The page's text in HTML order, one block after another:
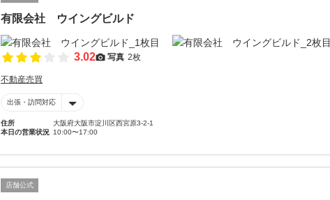
有限会社 ウイングビルド
3.02 写真 2枚
不動産売買
出張・訪問対応
住所
大阪府大阪市淀川区西宮原3-2-1
本日の営業状況 10:00〜17:00
店舗公式